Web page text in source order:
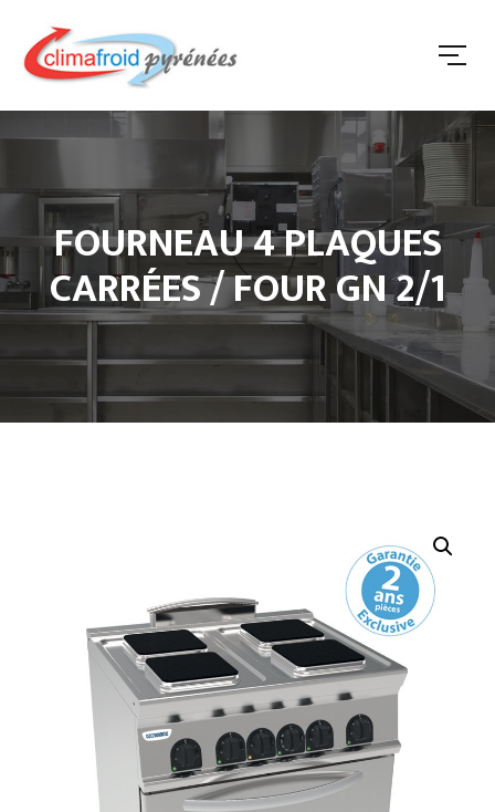
FOURNEAU 4 PLAQUES
CARRÉES / FOUR GN 2/1